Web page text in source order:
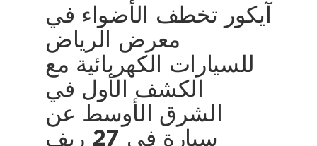
آيكور تخطف الأضواء في
معرض الرياض
للسيارات الكهربائية مع
الكشف الأول في
الشرق الأوسط عن
سيارة في 27 ريف